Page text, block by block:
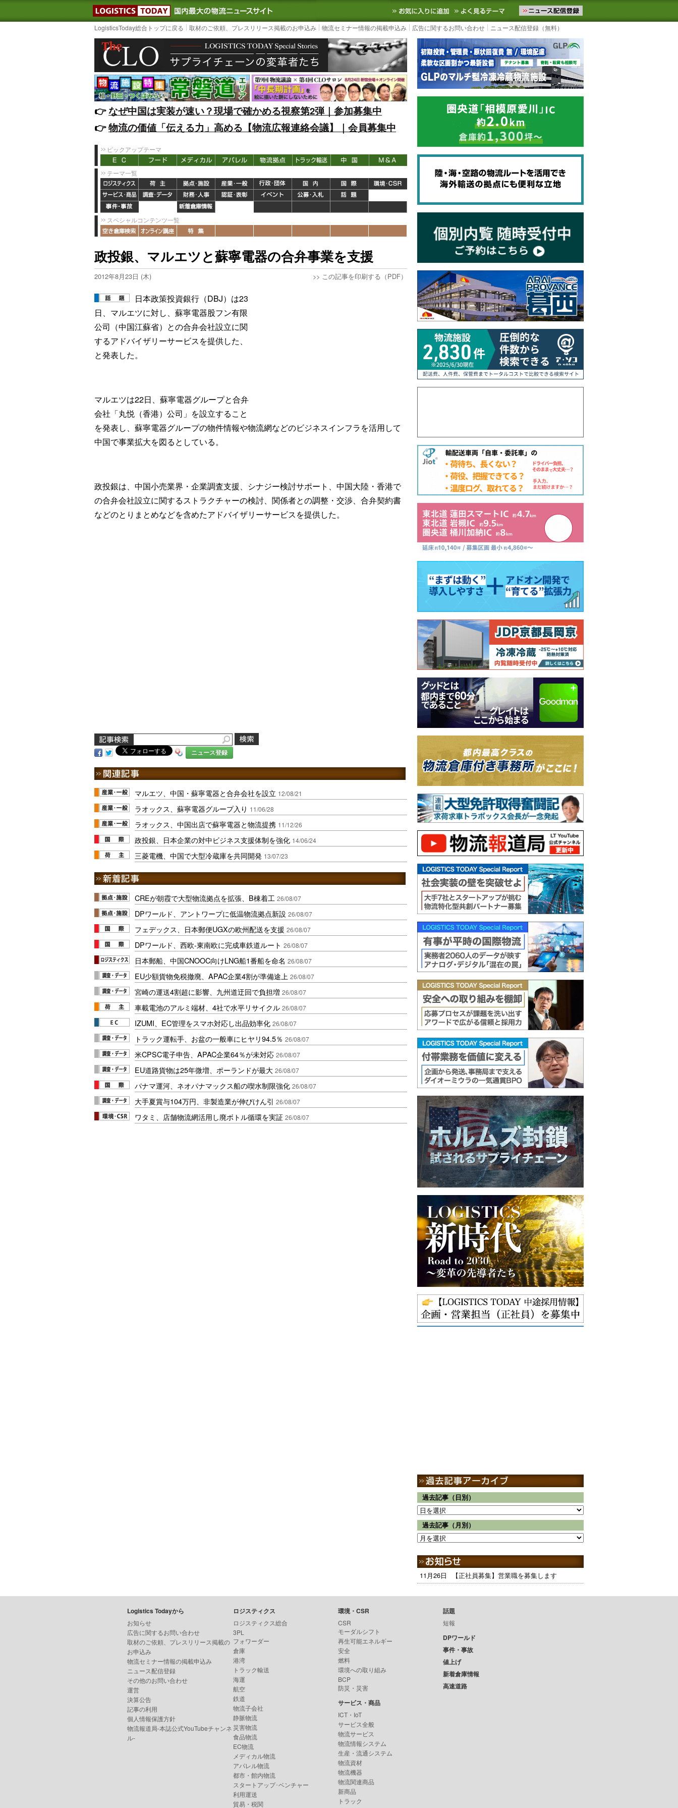
LOGISTICS TODAY｜国内最大の物流ニュースサイト3PL, SCMなど国内外の最新の物流ニュースをお届けします。物流ニュースメール配信を登録す
お気に入りに追加 よく見るテーマ
LogisticsToday総合トップに戻る 取材のご依頼、プレスリリース掲載のお申込み 物流セミナー情報の掲載申込み 広告に関するお問い合わせ ニュース配信登録（無料）
👉️なぜ中国は実装が速い？現場で確かめる視察第2弾｜参加募集中
👉️物流の価値「伝える力」高める【物流広報連絡会議】｜会員募集中
ピックアップテーマ
テーマ一覧
スペシャルコンテンツ一覧
政投銀、マルエツと蘇寧電器の合弁事業を支援
2012年8月23日 (木) >> この記事を印刷する（PDF）
日本政策投資銀行（DBJ）は23
日、マルエツに対し、蘇寧電器股フン有限
公司（中国江蘇省）との合弁会社設立に関
するアドバイザリーサービスを提供した、
と発表した。
マルエツは22日、蘇寧電器グループと合弁
会社「丸悦（香港）公司」を設立すること
を発表し、蘇寧電器グループの物件情報や物流網などのビジネスインフラを活用して
中国で事業拡大を図るとしている。
政投銀は、中国小売業界・企業調査支援、シナジー検討サポート、中国大陸・香港で
の合弁会社設立に関するストラクチャーの検討、関係者との調整・交渉、合弁契約書
などのとりまとめなどを含めたアドバイザリーサービスを提供した。
ニュース登録
マルエツ、中国・蘇寧電器と合弁会社を設立 12/08/21
ラオックス、蘇寧電器グループ入り 11/06/28
ラオックス、中国出店で蘇寧電器と物流提携 11/12/26
政投銀、日本企業の対中ビジネス支援体制を強化 14/06/24
三菱電機、中国で大型冷蔵庫を共同開発 13/07/23
CREが朝霞で大型物流拠点を拡張、B棟着工 26/08/07
DPワールド、アントワープに低温物流拠点新設 26/08/07
フェデックス、日本郵便UGXの欧州配送を支援 26/08/07
DPワールド、西欧-東南欧に完成車鉄道ルート 26/08/07
日本郵船、中国CNOOC向けLNG船1番船を命名 26/08/07
EU少額貨物免税撤廃、APAC企業4割が準備途上 26/08/07
宮崎の運送4割超に影響、九州道迂回で負担増 26/08/07
車載電池のアルミ端材、4社で水平リサイクル 26/08/07
IZUMI、EC管理をスマホ対応し出品効率化 26/08/07
トラック運転手、お盆の一般車にヒヤリ94.5％ 26/08/07
米CPSC電子申告、APAC企業64％が未対応 26/08/07
EU道路貨物は25年微増、ポーランドが最大 26/08/07
パナマ運河、ネオパナマックス船の喫水制限強化 26/08/07
大手夏賞与104万円、非製造業が伸びけん引 26/08/07
ワタミ、店舗物流網活用し廃ボトル循環を実証 26/08/07
過去記事（日別）
過去記事（月別）
11月26日 【正社員募集】営業職を募集します
Logistics Todayから
お知らせ
広告に関するお問い合わせ
取材のご依頼、プレスリリース掲載の
お申込み
物流セミナー情報の掲載申込み
ニュース配信登録
その他のお問い合わせ
運営
決算公告
記事の利用
個人情報保護方針
物流報道局-本誌公式YouTubeチャンネ
ル-
ロジスティクス
ロジスティクス総合
3PL
フォワーダー
倉庫
港湾
トラック輸送
海運
航空
鉄道
物流子会社
静脈物流
災害物流
食品物流
EC物流
メディカル物流
アパレル物流
都市・館内物流
スタートアップ･ベンチャー
利用運送
貿易・税関
環境・CSR
CSR
モーダルシフト
再生可能エネルギー
安全
燃料
環境への取り組み
BCP
防災・災害
サービス・商品
ICT・IoT
サービス全般
物流サービス
物流情報システム
生産・流通システム
物流資材
物流機器
物流関連商品
新商品
トラック
話題
短報
DPワールド
事件・事故
値上げ
新着倉庫情報
高速道路